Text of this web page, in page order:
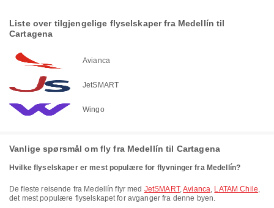
Liste over tilgjengelige flyselskaper fra Medellín til
Cartagena
Avianca
JetSMART
Wingo
Vanlige spørsmål om fly fra Medellín til Cartagena
Hvilke flyselskaper er mest populære for flyvninger fra Medellín?
De fleste reisende fra Medellín flyr med JetSMART,Avianca, LATAM Chile,
det mest populære flyselskapet for avganger fra denne byen.